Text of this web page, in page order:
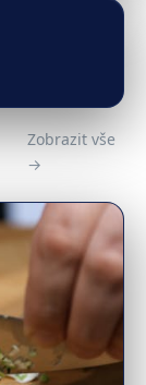
Zobrazit vše
→